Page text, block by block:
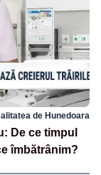
de Hunedoara
De ce timpul
îmbătrânim?